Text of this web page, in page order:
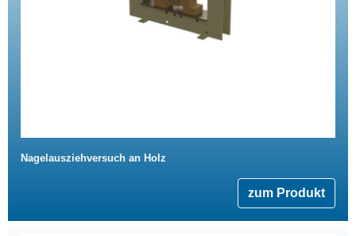
Nagelausziehversuch an Holz
zum Produkt